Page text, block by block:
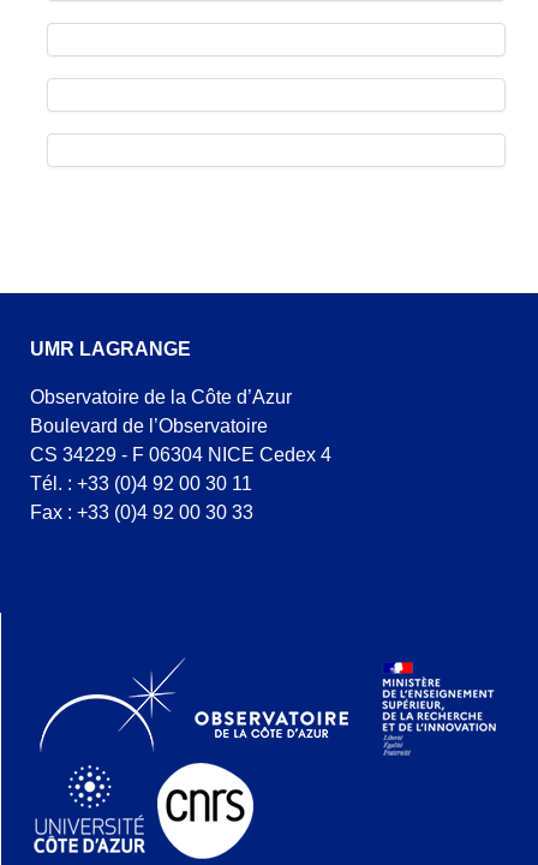
UMR LAGRANGE
Observatoire de la Côte d’Azur
Boulevard de l’Observatoire
CS 34229 - F 06304 NICE Cedex 4
Tél. : +33 (0)4 92 00 30 11
Fax : +33 (0)4 92 00 30 33